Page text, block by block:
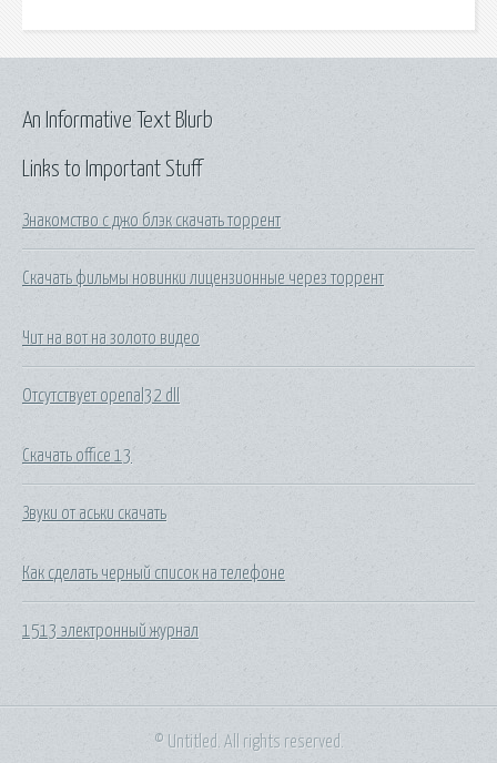
Links to Important Stuff
Знакомство с джо блэк скачать торрент
Скачать фильмы новинки лицензионные через торрент
Чит на вот на золото видео
Отсутствует openal32 dll
Скачать office 13
Звуки от аськи скачать
Как сделать черный список на телефоне
1513 электронный журнал
An Informative Text Blurb
© Untitled. All rights reserved.